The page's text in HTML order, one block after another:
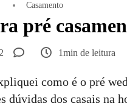
Casamento
pré
1min de leitura
como é o pré
dúvidas dos casais na